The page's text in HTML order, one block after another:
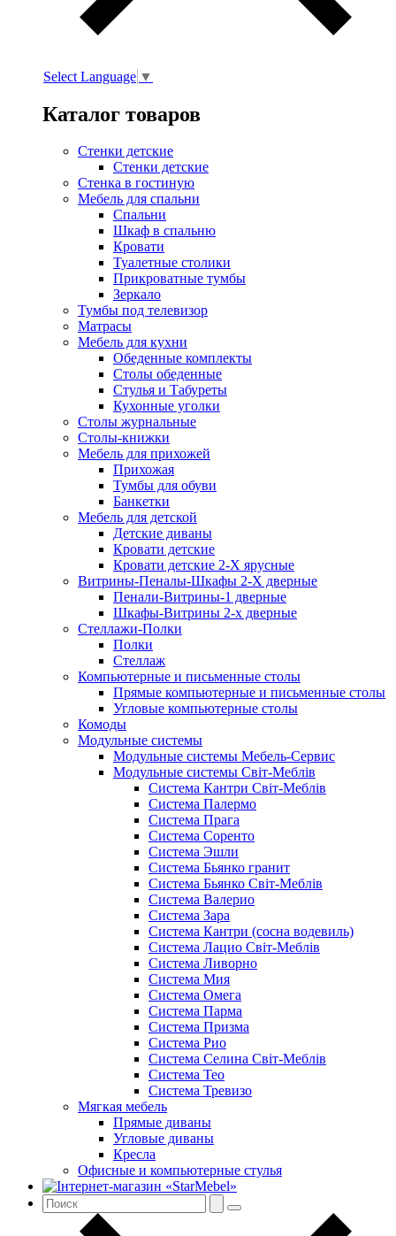
Select Language ▼
Каталог товаров
Стенки детские
Стенки детские
Стенка в гостиную
Мебель для спальни
Спальни
Шкаф в спальню
Кровати
Туалетные столики
Прикроватные тумбы
Зеркало
Тумбы под телевизор
Матрасы
Мебель для кухни
Обеденные комплекты
Столы обеденные
Стулья и Табуреты
Кухонные уголки
Столы журнальные
Столы-книжки
Мебель для прихожей
Прихожая
Тумбы для обуви
Банкетки
Мебель для детской
Детские диваны
Кровати детские
Кровати детские 2-Х ярусные
Витрины-Пеналы-Шкафы 2-Х дверные
Пенали-Витрины-1 дверные
Шкафы-Витрины 2-х дверные
Стеллажи-Полки
Полки
Стеллаж
Компьютерные и письменные столы
Прямые компьютерные и письменные столы
Угловые компьютерные столы
Комоды
Модульные системы
Модульные системы Мебель-Сервис
Модульные системы Світ-Meблів
Cистема Кантри Світ-Меблів
Cистема Палермо
Cистема Прага
Cистема Соренто
Cистема Эшли
Система Бьянко гранит
Система Бьянко Світ-Меблів
Система Валерио
Система Зара
Система Кантри (сосна водевиль)
Система Лацио Світ-Меблів
Система Ливорно
Система Мия
Система Омега
Система Парма
Система Призма
Система Рио
Система Селина Світ-Меблів
Система Тео
Система Тревизо
Мягкая мебель
Прямые диваны
Угловые диваны
Кресла
Офисные и компьютерные стулья